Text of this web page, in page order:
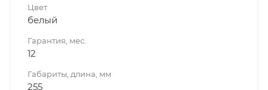
Цвет
белый
Гарантия, мес.
12
Габариты, длина, мм
255